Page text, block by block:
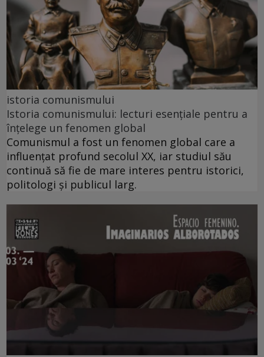
istoria comunismului
Istoria comunismului: lecturi esențiale pentru a
înțelege un fenomen global
Comunismul a fost un fenomen global care a
influențat profund secolul XX, iar studiul său
continuă să fie de mare interes pentru istorici,
politologi și publicul larg.